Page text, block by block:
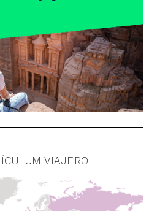
VIAJERO